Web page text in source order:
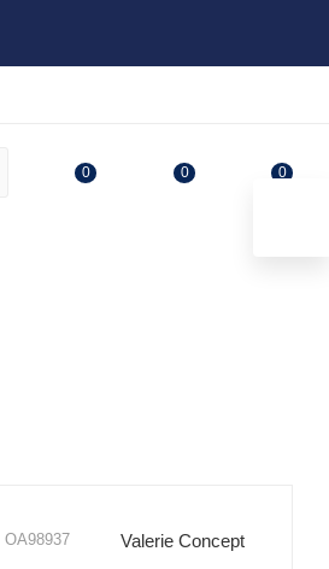
0 0 0
OA98937 Valerie Concept